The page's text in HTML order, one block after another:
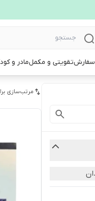
سفارشتقویتی و مکملمادر و
مرتب‌سازی